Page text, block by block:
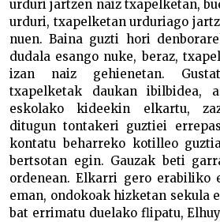
urduri jartzen naiz txapelketan,
urduri, txapelketan urduriago
nuen. Baina guzti hori
dudala esango nuke, beraz,
izan naiz gehienetan.
txapelketak daukan ibilbidea,
eskolako kideekin elkartu,
ditugun tontakeri guztiei
kontatu beharreko kotilleo
bertsotan egin. Gauzak beti
ordenean. Elkarri gero erabiliko
eman, ondokoak hizketan sekula
bat errimatu duelako flipatu,